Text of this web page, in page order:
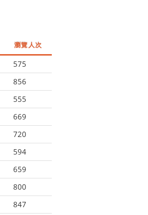
瀏覽人次
575
856
555
669
720
594
659
800
847